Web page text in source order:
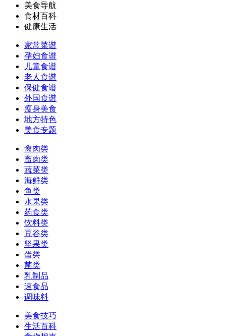
美食导航
食材百科
健康生活
家常菜谱
孕妇食谱
儿童食谱
老人食谱
保健食谱
外国食谱
瘦身美食
地方特色
美食专题
禽肉类
畜肉类
蔬菜类
海鲜类
鱼类
水果类
药食类
饮料类
豆谷类
坚果类
蛋类
菌类
乳制品
速食品
调味料
美食技巧
生活百科